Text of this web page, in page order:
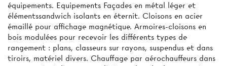
équipements. Equipements Façades en métal léger et
élémentssandwich isolants en éternit. Cloisons en acier
émaillé pour affichage magnétique. Armoires-cloisons en
bois modulées pour recevoir les différents types de
rangement : plans, classeurs sur rayons, suspendus et dans
tiroirs, matériel divers. Chauffage par aérochauffeurs dans